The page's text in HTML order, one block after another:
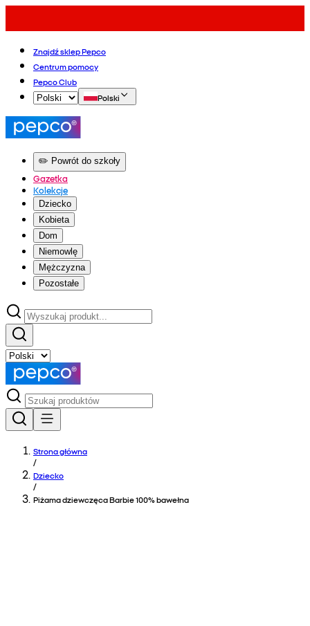
Znajdź sklep Pepco
Centrum pomocy
Pepco Club
Polski
✏️ Powrót do szkoły
Gazetka
Kolekcje
Dziecko
Kobieta
Dom
Niemowlę
Mężczyzna
Pozostałe
Strona główna
/
Dziecko
/
Piżama dziewczęca Barbie 100% bawełna